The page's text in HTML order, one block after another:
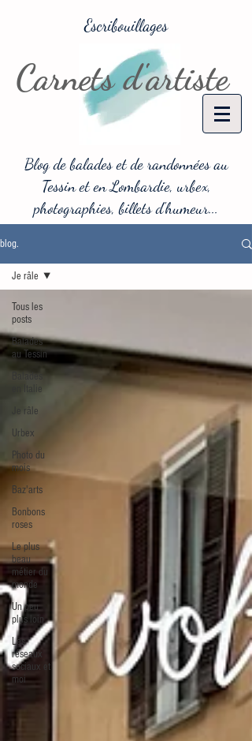
Escribouillages
Carnets d'artiste
Blog de balades et de randonnées au
Tessin et en Lombardie, urbex,
photographies, billets d'humeur...
blog.
Tous les
posts
Balades
au Tessin
Balades
Je râle
Urbex
Photo du
mois
Baz'arts
Bonbons
roses
Le plus
beau
métier du
monde
Un peu
plus loin
Les
réseaux
sociaux et
moi
Je râle